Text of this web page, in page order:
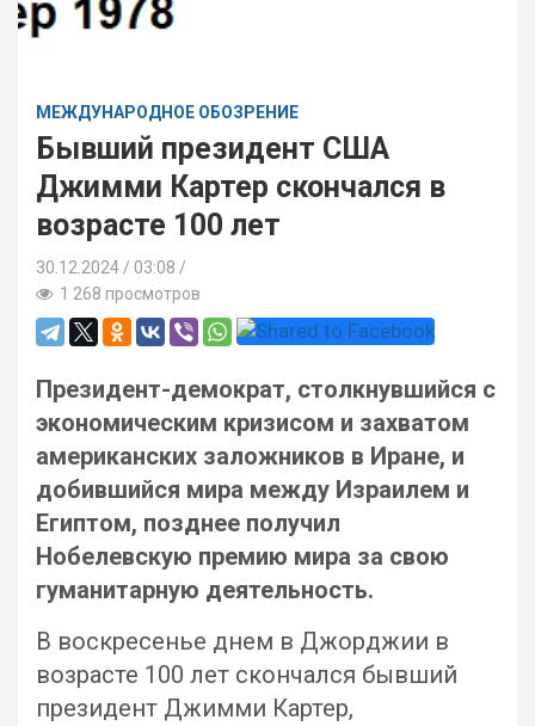
МЕЖДУНАРОДНОЕ ОБОЗРЕНИЕ
Бывший президент США
Джимми Картер скончался в
возрасте 100 лет
30.12.2024
03:08 /
1 268 просмотров
Президент-демократ, столкнувшийся с
экономическим кризисом и захватом
американских заложников в Иране, и
добившийся мира между Израилем и
Египтом, позднее получил
Нобелевскую премию мира за свою
гуманитарную деятельность.
В воскресенье днем в Джорджии в
возрасте 100 лет скончался бывший
президент Джимми Картер,